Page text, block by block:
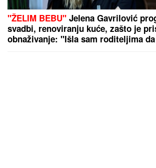
"ŽELIM BEBU" Jelena Gavrilović
svadbi, renoviranju kuće, zašto je
obnaživanje: "Išla sam roditeljima